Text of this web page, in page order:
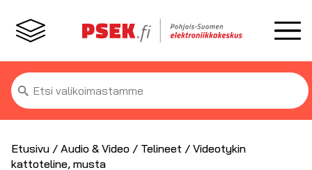
Etsi:
Etusivu / Audio & Video / Telineet / Videotykin
kattoteline, musta